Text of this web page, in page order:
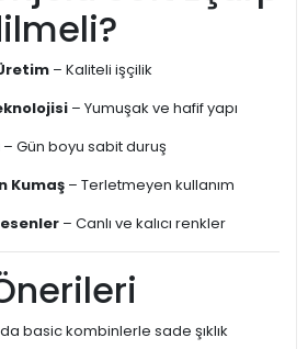
– Kaliteli işçilik
– Yumuşak ve hafif yapı
– Gün boyu sabit duruş
Kumaş – Terletmeyen kullanım
– Canlı ve kalıcı renkler
basic kombinlerle sade şıklık